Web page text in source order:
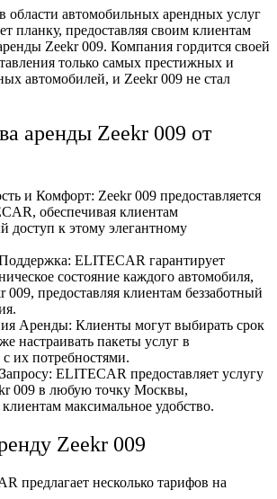
области автомобильных арендных услуг
планку, предоставляя своим клиентам
Zeekr 009. Компания гордится своей
только самых престижных и
автомобилей, и Zeekr 009 не стал
аренды Zeekr 009 от
и Комфорт: Zeekr 009 предоставляется
обеспечивая клиентам
доступ к этому элегантному
ELITECAR гарантирует
состояние каждого автомобиля,
009, предоставляя клиентам беззаботный
Аренды: Клиенты могут выбирать срок
настраивать пакеты услуг в
с их потребностями.
ELITECAR предоставляет услугу
009 в любую точку Москвы,
клиентам максимальное удобство.
Zeekr 009
предлагает несколько тарифов на